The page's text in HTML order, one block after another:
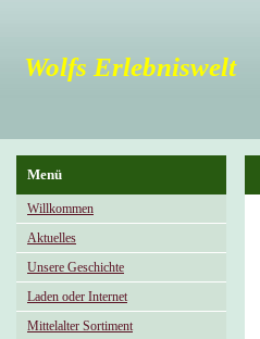
Wolfs Erlebniswelt
Menü
Willkommen
Aktuelles
Unsere Geschichte
Laden oder Internet
Mittelalter Sortiment